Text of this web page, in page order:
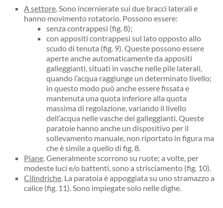
A settore. Sono incernierate sui due bracci laterali e
hanno movimento rotatorio. Possono essere:
senza contrappesi (fig. 8);
con appositi contrappesi sul lato opposto allo
scudo di tenuta (fig. 9). Queste possono essere
aperte anche automaticamente da appositi
galleggianti, situati in vasche nelle pile laterali,
quando l’acqua raggiunge un determinato livello;
in questo modo può anche essere fissata e
mantenuta una quota inferiore alla quota
massima di regolazione, variando il livello
dell’acqua nelle vasche dei galleggianti. Queste
paratoie hanno anche un dispositivo per il
sollevamento manuale, non riportato in figura ma
che è simile a quello di fig. 8.
Piane. Generalmente scorrono su ruote; a volte, per
modeste luci e/o battenti, sono a strisciamento (fig. 10).
Cilindriche. La paratoia è appoggiata su uno stramazzo a
calice (fig. 11). Sono impiegate solo nelle dighe.